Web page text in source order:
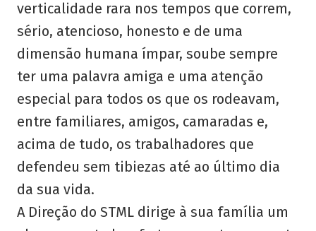
verticalidade rara nos tempos que correm,
sério, atencioso, honesto e de uma
dimensão humana ímpar, soube sempre
ter uma palavra amiga e uma atenção
especial para todos os que os rodeavam,
entre familiares, amigos, camaradas e,
acima de tudo, os trabalhadores que
defendeu sem tibiezas até ao último dia
da sua vida.
A Direção do STML dirige à sua família um